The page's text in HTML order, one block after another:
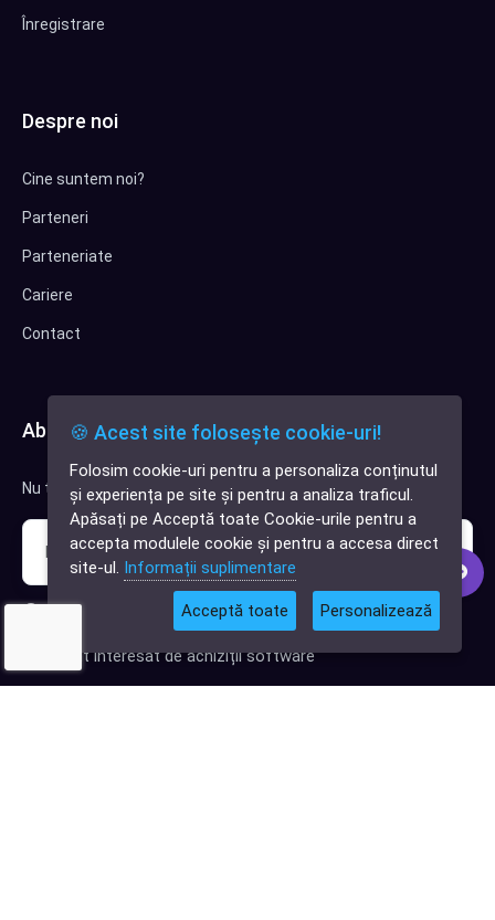
✕
Cauți o aplicație
software?
Înregistrare
Despre noi
Cine suntem noi?
Parteneri
Parteneriate
Cariere
Contact
Abonează-te la newsletter
Nu trimitem spam, deci nu îți face griji.
Sunt interesat de clienți pentru compania mea IT
Sunt interesat de achiziții software
🍪 Acest site folosește cookie-uri!
Folosim cookie-uri pentru a personaliza conținutul
și experiența pe site și pentru a analiza traficul.
Apăsați pe Acceptă toate Cookie-urile pentru a
accepta modulele cookie și pentru a accesa direct
site-ul. Informații suplimentare
Acceptă toate Personalizează